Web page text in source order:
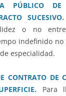
PÚBLICO DE
o no
indefinido
especialidad.
CONTRATO DE
Para